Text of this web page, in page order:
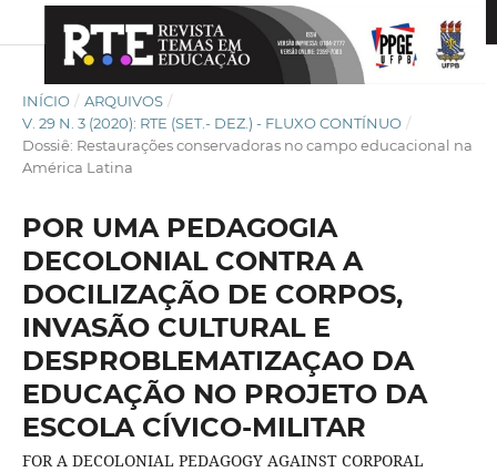
INÍCIO / ARQUIVOS /
V. 29 N. 3 (2020): RTE (SET.- DEZ.) - FLUXO CONTÍNUO /
Dossiê: Restaurações conservadoras no campo educacional na
América Latina
POR UMA PEDAGOGIA
DECOLONIAL CONTRA A
DOCILIZAÇÃO DE CORPOS,
INVASÃO CULTURAL E
DESPROBLEMATIZAÇAO DA
EDUCAÇÃO NO PROJETO DA
ESCOLA CÍVICO-MILITAR
FOR A DECOLONIAL PEDAGOGY AGAINST CORPORAL